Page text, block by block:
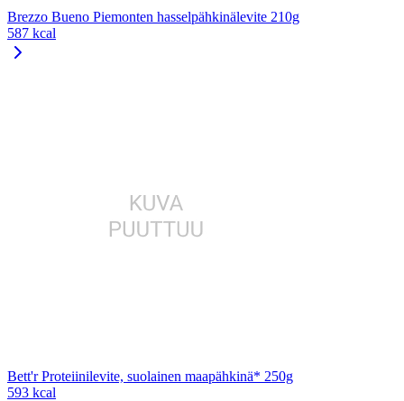
Brezzo Bueno Piemonten hasselpähkinälevite 210g
587 kcal
Bett'r Proteiinilevite, suolainen maapähkinä* 250g
593 kcal